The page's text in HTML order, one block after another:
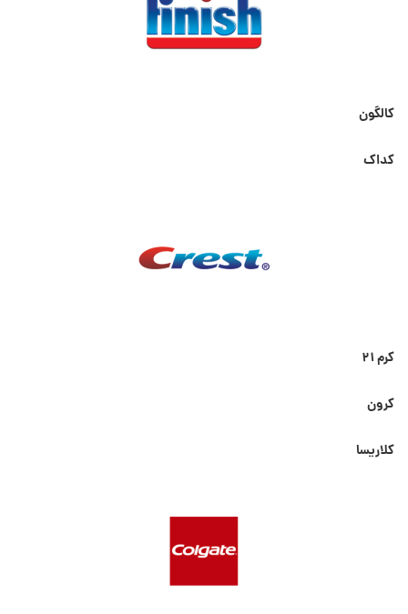
کالگون
کداک
کرم ۲۱
کرون
کلاریسا